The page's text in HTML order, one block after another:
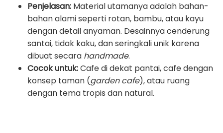
Penjelasan: Material utamanya adalah bahan-
bahan alami seperti rotan, bambu, atau kayu
dengan detail anyaman. Desainnya cenderung
santai, tidak kaku, dan seringkali unik karena
dibuat secara handmade.
Cocok untuk:Cafe di dekat pantai, cafe dengan
konsep taman (garden cafe), atau ruang
dengan tema tropis dan natural.